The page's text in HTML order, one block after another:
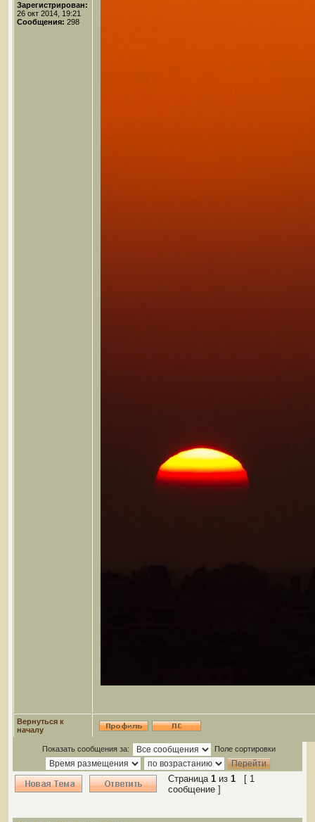
Зарегистрирован:
26 окт 2014, 19:21
Сообщения: 298
Вернуться к
началу
Показать сообщения за: Поле сортировки
Страница 1 из 1 [ 1
сообщение ]